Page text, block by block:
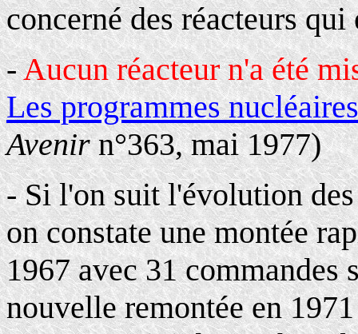
concerné des réacteurs
-Aucun réacteur n'a été
Les programmes
Avenirn°363, mai 1977)
- Si l'on suit l'évolution
on constate une montée
1967 avec 31 commandes
nouvelle remontée en